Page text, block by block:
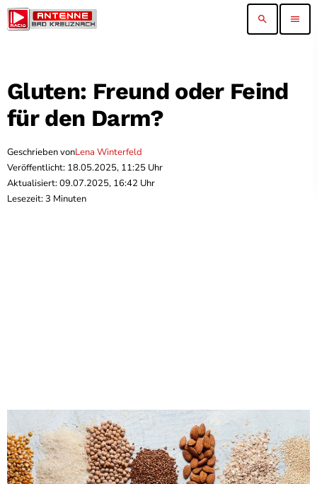
search menu
Gluten: Freund oder Feind
für den Darm?
Geschrieben vonLena Winterfeld
Veröffentlicht: 18.05.2025, 11:25 Uhr
Aktualisiert: 09.07.2025, 16:42 Uhr
Lesezeit: 3 Minuten